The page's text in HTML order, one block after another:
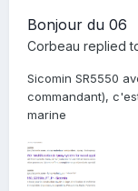
Bonjour du 06
Corbeau replied
Sicomin SR5550
commandant),
marine